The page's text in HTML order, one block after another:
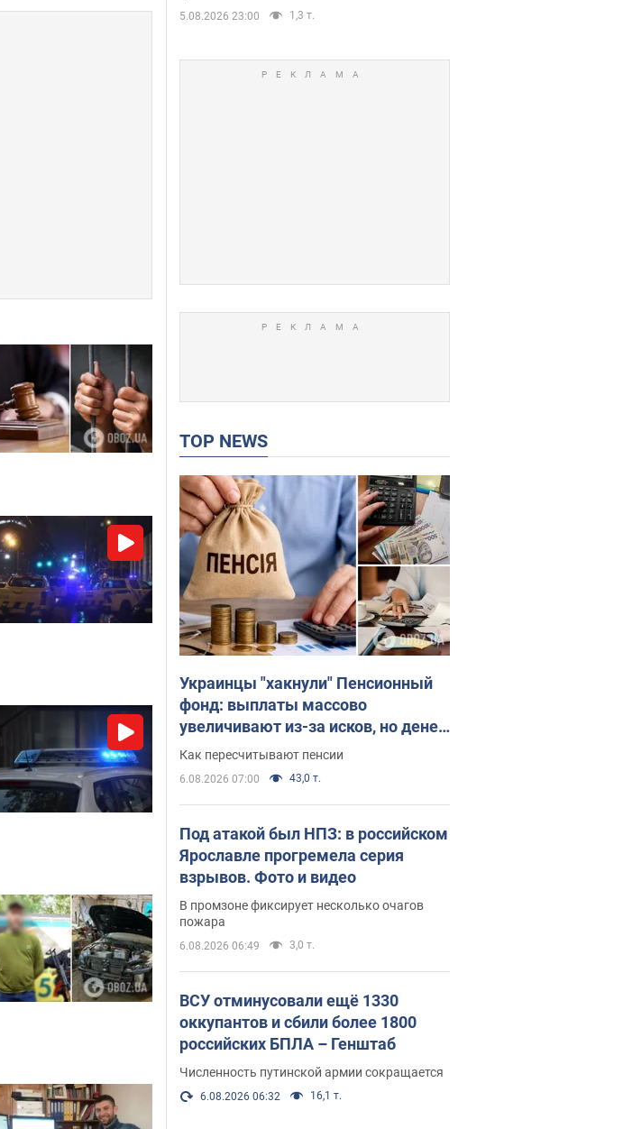
5.08.2026 23:00 1,3 т.
TOP NEWS
Украинцы "хакнули" Пенсионный
фонд: выплаты массово
увеличивают из-за исков, но денег
не хватает
Как пересчитывают пенсии
6.08.2026 07:00 43,0 т.
Под атакой был НПЗ: в российском
Ярославле прогремела серия
взрывов. Фото и видео
В промзоне фиксирует несколько очагов
пожара
6.08.2026 06:49 3,0 т.
ВСУ отминусовали ещё 1330
оккупантов и сбили более 1800
российских БПЛА – Генштаб
Численность путинской армии сокращается
6.08.2026 06:32 16,1 т.